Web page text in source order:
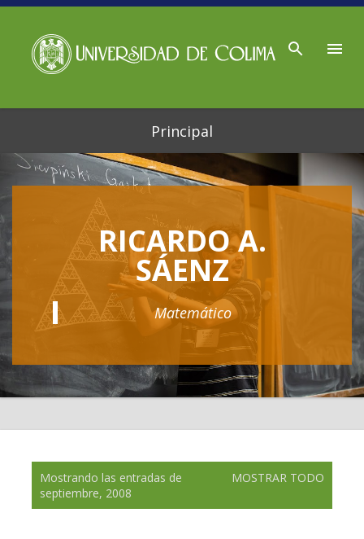
Principal
RICARDO A.
SÁENZ
Matemático
Mostrando las entradas de
septiembre, 2008
MOSTRAR TODO